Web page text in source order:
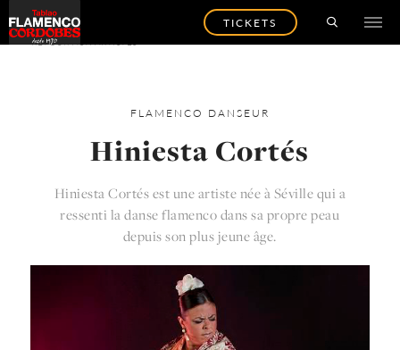
TICKETS
RETOUR AUX ARTISTES
FLAMENCO DANSEUR
Hiniesta Cortés
Hiniesta Cortés est une artiste née à Séville qui a
ressenti la danse flamenco dans sa propre peau
depuis son plus jeune âge.